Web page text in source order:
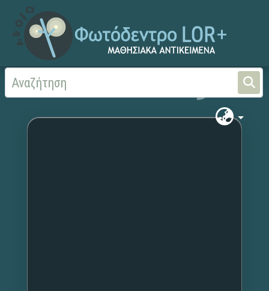
Αρχική Χωρίς τίτλο